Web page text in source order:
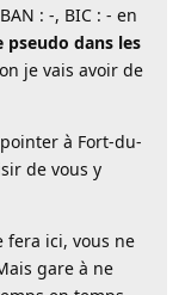
: -, BIC : - en
dans les
je vais avoir de
à Fort-du-
de vous y
fera ici, vous ne
gare à ne